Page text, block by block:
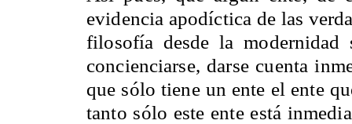
evidencia apodíctica de las
filosofía desde la
concienciarse, darse cuenta
que sólo tiene un ente el ente
tanto sólo este ente está